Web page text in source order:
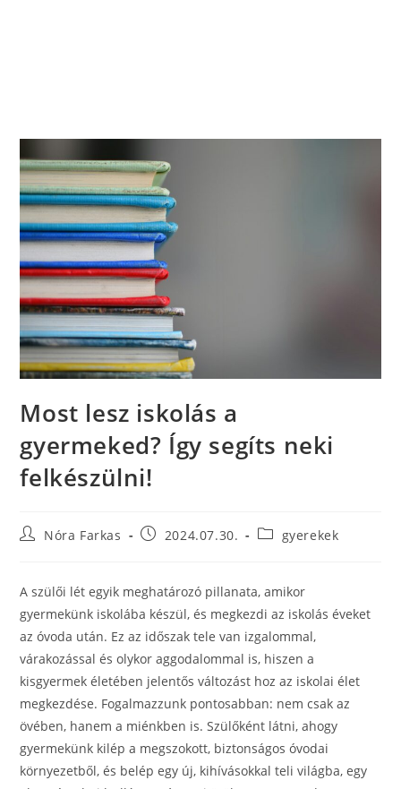
Most lesz iskolás a
gyermeked? Így segíts neki
felkészülni!
Nóra Farkas 2024.07.30. gyerekek
A szülői lét egyik meghatározó pillanata, amikor
gyermekünk iskolába készül, és megkezdi az iskolás éveket
az óvoda után. Ez az időszak tele van izgalommal,
várakozással és olykor aggodalommal is, hiszen a
kisgyermek életében jelentős változást hoz az iskolai élet
megkezdése. Fogalmazzunk pontosabban: nem csak az
övében, hanem a miénkben is. Szülőként látni, ahogy
gyermekünk kilép a megszokott, biztonságos óvodai
környezetből, és belép egy új, kihívásokkal teli világba, egy